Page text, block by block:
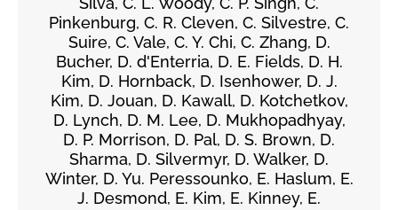
Pinkenburg, C. R. Cleven, C. Silvestre, C.
Suire, C. Vale, C. Y. Chi, C. Zhang, D.
Bucher, D. d'Enterria, D. E. Fields, D. H.
Kim, D. Hornback, D. Isenhower, D. J.
Kim, D. Jouan, D. Kawall, D. Kotchetkov,
D. Lynch, D. M. Lee, D. Mukhopadhyay,
D. P. Morrison, D. Pal, D. S. Brown, D.
Sharma, D. Silvermyr, D. Walker, D.
Winter, D. Yu. Peressounko, E. Haslum, E.
J. Desmond, E. Kim, E. Kinney, E.